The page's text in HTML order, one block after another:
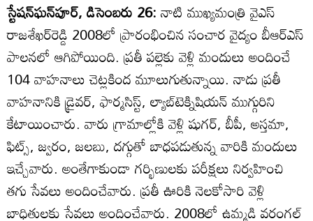
స్టేషన్‌ఘన్‌పూర్‌, డిసెంబరు 26:నాటి ముఖ్యమంత్రి వైఎస్‌
రాజశేఖర్‌రెడ్డి 2008లో ప్రారంభించిన సంచార వైద్యం బీఆర్‌ఎస్‌
పాలనలో ఆగిపోయింది. ప్రతీ పల్లెకు వెళ్లి మందులు అందించే
104 వాహనాలు చెట్లకింద మూలుగుతున్నాయి. నాడు ప్రతీ
వాహనానికి డ్రైవర్‌, ఫార్మసిస్ట్‌, ల్యాబ్‌టెక్నిషియన్‌ ముగ్గురిని
కేటాయించారు. వారు గ్రామాల్లోకి వెళ్లి షుగర్‌, బీపీ, అస్తమా,
ఫిట్స్‌, జ్వరం, జలబు, దగ్గుతో బాధపడుతున్న వారికి మందులు
ఇచ్చేవారు. అంతేగాకుండా గర్భిణులకు పరీక్షలు నిర్వహించి
తగు సేవలు అందించేవారు. ప్రతీ ఊరికి నెలకోసారి వెళ్లి
బాధితులకు సేవలు అందించేవారు. 2008లో ఉమ్మడి వరంగల్‌